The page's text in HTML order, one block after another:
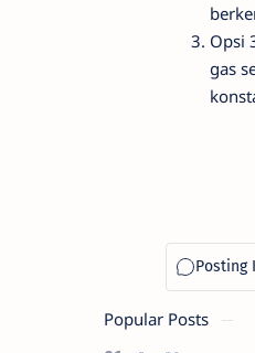
Opsi
gas
Popular Posts